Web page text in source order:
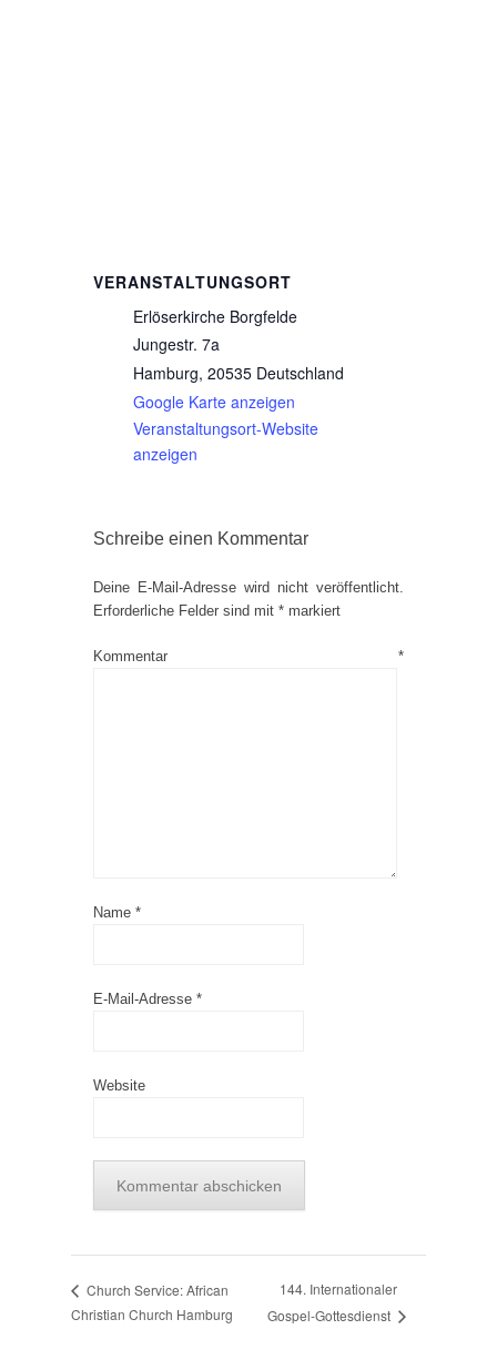
VERANSTALTUNGSORT
Erlöserkirche Borgfelde
Jungestr. 7a
Hamburg, 20535 Deutschland
Google Karte anzeigen
Veranstaltungsort-Website
anzeigen
Schreibe einen Kommentar
Deine E-Mail-Adresse wird nicht veröffentlicht.
Erforderliche Felder sind mit * markiert
Kommentar *
Name *
E-Mail-Adresse *
Website
Church Service: African
Christian Church Hamburg
144. Internationaler
Gospel-Gottesdienst